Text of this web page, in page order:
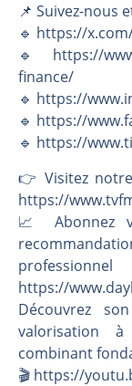
📌 Suivez-nous
🔹 https://
🔹 https://
finance/
🔹 https://
🔹 https://
🔹 https://
👉️ Visitez
https://
📈 Abonnez
https://
Découvrez
valorisation
combinant
🎬️ https://